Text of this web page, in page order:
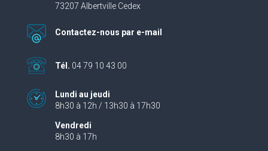
73207 Albertville Cedex
Contactez-nous par e-mail
Tél. 04 79 10 43 00
Lundi au jeudi
8h30 à 12h / 13h30 à 17h30
Vendredi
8h30 à 17h